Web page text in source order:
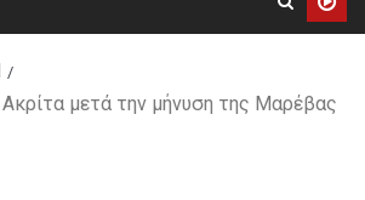
μετά την μήνυση της Μαρέβας